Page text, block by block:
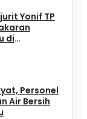
Yonif TP
di
Personel
Air Bersih